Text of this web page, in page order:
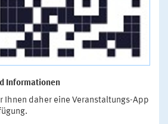
Informationen
Ihnen daher eine Veranstaltungs-App